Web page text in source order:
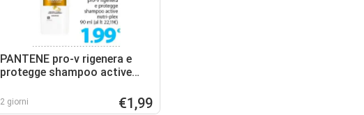
PANTENE pro-v rigenera e
protegge shampoo active
2 giorni €1,99